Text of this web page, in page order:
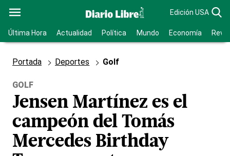
Edición USA
Última Hora Actualidad Política Mundo Economía
Portada Deportes Golf
GOLF
Jensen Martínez es el
campeón del Tomás
Mercedes Birthday